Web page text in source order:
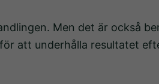
Men det är också
att underhålla resultatet
taget ska
fungera.